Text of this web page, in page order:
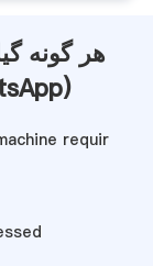
هر گونه
)
requir